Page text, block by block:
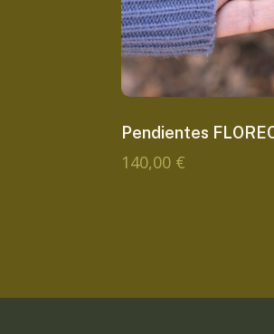
Pendientes
140,00 €